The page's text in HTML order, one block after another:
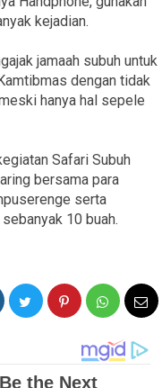
kejadian.
jamaah subuh untuk
dengan tidak
hanya hal sepele
Safari Subuh
bersama para
serta
10 buah.